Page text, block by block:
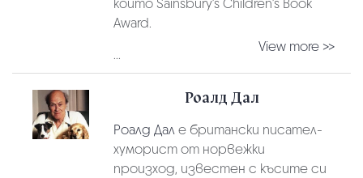
които Sainsbury’s Children’s Book
Award.
...
View more >>
Роалд Дал
Роалд Дале британски писател-
хуморист от норвежки
произход, известен с късите си